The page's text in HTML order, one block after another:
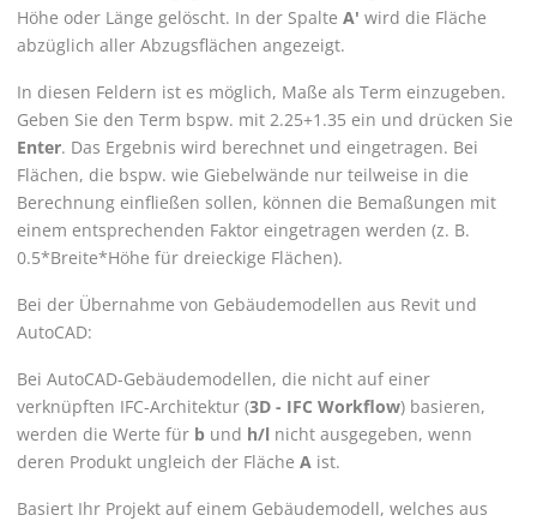
Höhe oder Länge gelöscht. In der Spalte A' wird die Fläche
abzüglich aller Abzugsflächen angezeigt.
In diesen Feldern ist es möglich, Maße als Term einzugeben.
Geben Sie den Term bspw. mit 2.25+1.35 ein und drücken Sie
Enter. Das Ergebnis wird berechnet und eingetragen. Bei
Flächen, die bspw. wie Giebelwände nur teilweise in die
Berechnung einfließen sollen, können die Bemaßungen mit
einem entsprechenden Faktor eingetragen werden (z. B.
0.5*Breite*Höhe für dreieckige Flächen).
Bei der Übernahme von Gebäudemodellen aus Revit und
AutoCAD:
Bei AutoCAD-Gebäudemodellen, die nicht auf einer
verknüpften IFC-Architektur (3D - IFC Workflow) basieren,
werden die Werte für b und h/l nicht ausgegeben, wenn
deren Produkt ungleich der Fläche A ist.
Basiert Ihr Projekt auf einem Gebäudemodell, welches aus